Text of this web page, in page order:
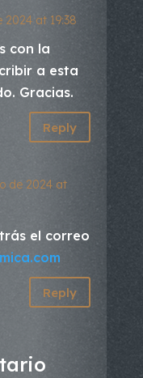
at 19:38
con la
a esta
Gracias.
Reply
de 2024 at
el correo
Reply